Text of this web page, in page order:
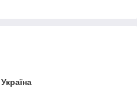
Україна